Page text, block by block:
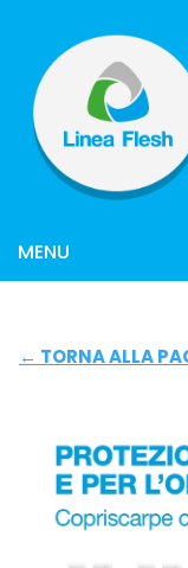
← TORNA ALLA